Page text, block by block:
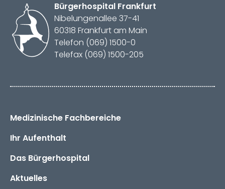
Bürger­hospital Frankfurt
Nibelungenallee 37-41
60318 Frankfurt am Main
Telefon (069) 1500-0
Telefax (069) 1500-205
Medizinische Fachbereiche
Ihr Aufenthalt
Das Bürger­hospital
Aktuelles